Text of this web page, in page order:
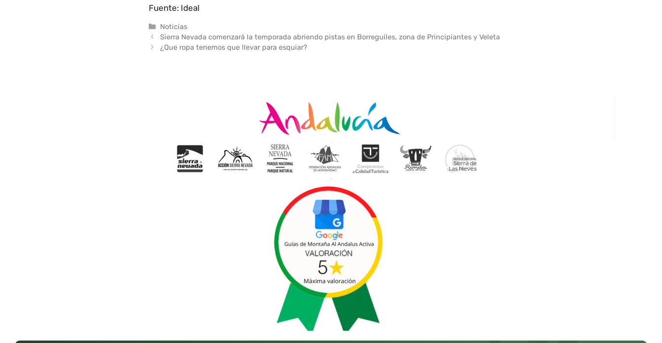
Fuente: Ideal
Categorías
Noticias
Sierra Nevada comenzará la temporada abriendo pistas en Borreguiles, zona de Principiantes y Veleta
¿Que ropa tenemos que llevar para esquiar?